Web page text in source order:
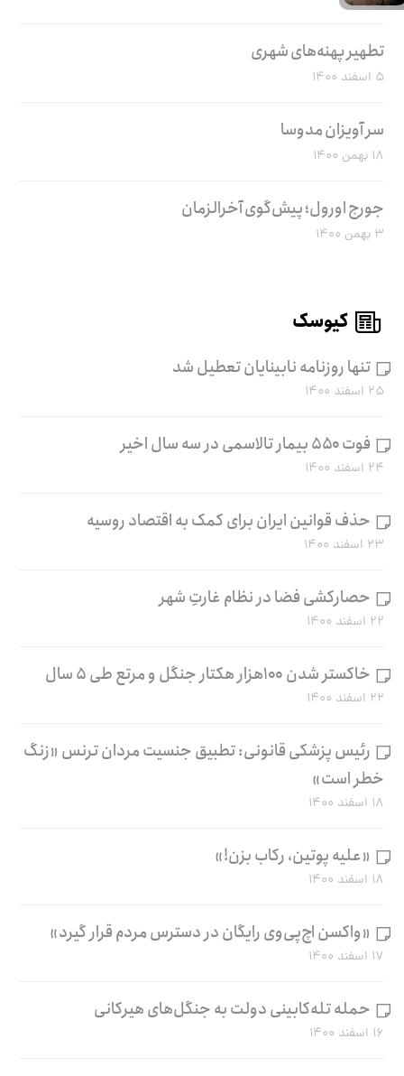
تطهیر پهنه‌های شهری
۵ اسفند ۱۴۰۰
سر آویزان مدوسا
۱۸ بهمن ۱۴۰۰
جورج اورول؛ پیش‌گوی آخرالزمان
۳ بهمن ۱۴۰۰
کیوسک
تنها روزنامه نابینایان تعطیل شد
۲۵ اسفند ۱۴۰۰
فوت ۵۵۰ بیمار تالاسمی در سه سال اخیر
۲۴ اسفند ۱۴۰۰
حذف قوانین ایران برای کمک به اقتصاد روسیه
۲۳ اسفند ۱۴۰۰
حصارکشی فضا در نظام غارتِ شهر
۲۲ اسفند ۱۴۰۰
خاکستر شدن ۱۰۰هزار هکتار جنگل و مرتع طی ۵ سال
۲۲ اسفند ۱۴۰۰
رئیس پزشکی قانونی: تطبیق جنسیت مردان ترنس «زنگ
خطر است»
۱۸ اسفند ۱۴۰۰
«علیه پوتین، رکاب بزن!»
۱۸ اسفند ۱۴۰۰
«واکسن اچ‌پی‌وی رایگان در دسترس مردم قرار گیرد»
۱۷ اسفند ۱۴۰۰
حمله تله‌کابینی دولت به جنگل‌های هیرکانی
۱۶ اسفند ۱۴۰۰